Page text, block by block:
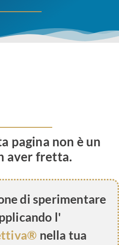
pagina non è un
aver fretta.
di sperimentare
l'
nella tua